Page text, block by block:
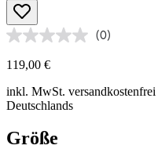
(0)
119,00 €
inkl. MwSt. versandkostenfrei
Deutschlands
Größe